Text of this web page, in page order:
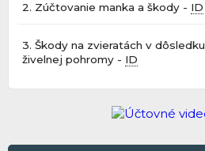
2. Zúčtovanie manka a škody - ID
3. Škody na zvieratách v dôsledku
živelnej pohromy - ID